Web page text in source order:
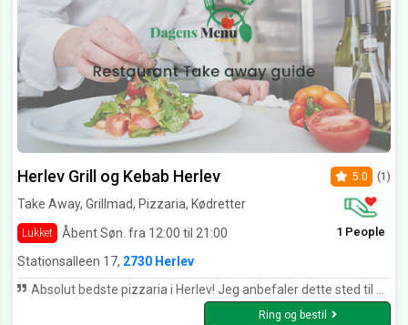
Herlev Grill og Kebab Herlev
Take Away, Grillmad, Pizzaria, Kødretter
Lukket Åbent Søn. fra 12:00 til 21:00
5.0 (1)
1 People
Stationsalleen 17, 2730 Herlev
Absolut bedste pizzaria i Herlev! Jeg anbefaler dette sted til alle jeg kender! Fanatisk service, bliver mødt med et smil hver gang jeg kommer og maden smager fantastisk!
Ring og bestil